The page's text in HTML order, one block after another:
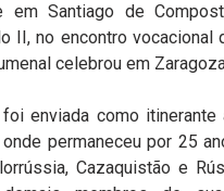
em Santiago de
II, no encontro vocacional
celebrou em
enviada como itinerante
permaneceu por 25
Cazaquistão e